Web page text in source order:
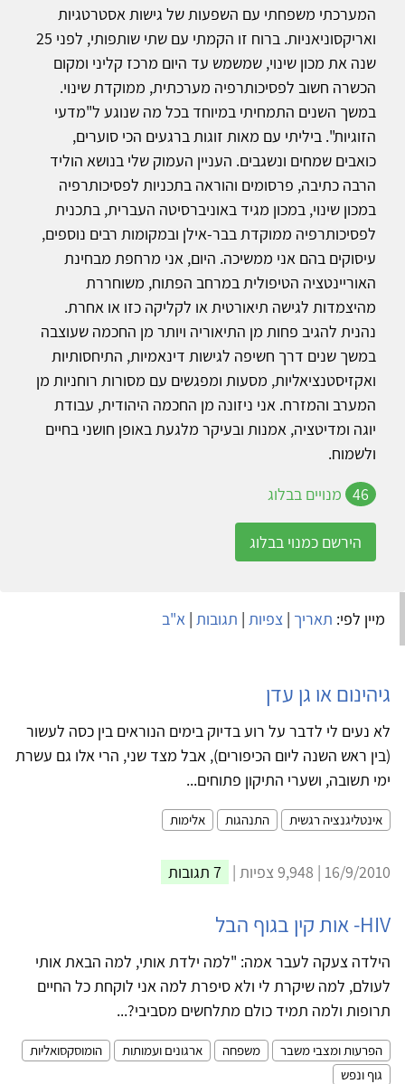
המערכתי משפחתי עם השפעות של גישות אסטרטגיות
ואריקסוניאניות. ברוח זו הקמתי עם שתי שותפותי, לפני 25
שנה את מכון שינוי, שמשמש עד היום מרכז קליני ומקום
הכשרה חשוב לפסיכותרפיה מערכתית, ממוקדת שינוי.
במשך השנים התמחיתי במיוחד בכל מה שנוגע ל"מדעי
הזוגיות". ביליתי עם מאות זוגות ברגעים הכי סוערים,
כואבים שמחים ונשגבים. העניין העמוק שלי בנושא הוליד
הרבה כתיבה, פרסומים והוראה בתכניות לפסיכותרפיה
במכון שינוי, במכון מגיד באוניברסיטה העברית, בתכנית
לפסיכותרפיה ממוקדת בבר-אילן ובמקומות רבים נוספים,
עיסוקים בהם אני ממשיכה. היום, אני מרחפת מבחינת
האוריינטציה הטיפולית במרחב הפתוח, משוחררת
מהיצמדות לגישה תיאורטית או לקליקה כזו או אחרת.
נהנית להגיב פחות מן התיאוריה ויותר מן החכמה שעוצבה
במשך שנים דרך חשיפה לגישות דינאמיות, התיחסותיות
ואקזיסטנציאליות, מסעות ומפגשים עם מסורות רוחניות מן
המערב והמזרח. אני ניזונה מן החכמה היהודית, עבודת
יוגה ומדיטציה, אמנות ובעיקר מלגעת באופן חושני בחיים
ולשמוח.
46 מנויים בבלוג
הירשם כמנוי בבלוג
מיין לפי: תאריך | צפיות | תגובות | א"ב
גיהינום או גן עדן
לא נעים לי לדבר על רוע בדיוק בימים הנוראים בין כסה לעשור
(בין ראש השנה ליום הכיפורים), אבל מצד שני, הרי אלו גם עשרת
ימי תשובה, ושערי התיקון פתוחים...
אינטליגנציה רגשית התנהגות אלימות
16/9/2010 | 9,948 צפיות | 7 תגובות
HIV- אות קין בגוף הבל
הילדה צעקה לעבר אמה: "למה ילדת אותי, למה הבאת אותי
לעולם, למה שיקרת לי ולא סיפרת למה אני לוקחת כל החיים
תרופות ולמה תמיד כולם מתלחשים מסביבי?...
הפרעות ומצבי משבר משפחה ארגונים ועמותות
הומוסקסואליות
גוף ונפש